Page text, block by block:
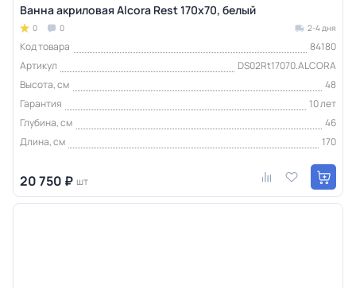
Ванна акриловая Alcora Rest 170х70, белый
0 0 2-4 дня
Код товара
84180
Артикул
DS02Rt17070.ALCORA
Высота, см
48
Гарантия
10 лет
Глубина, см
46
Длина, см
170
20 750 ₽ шт